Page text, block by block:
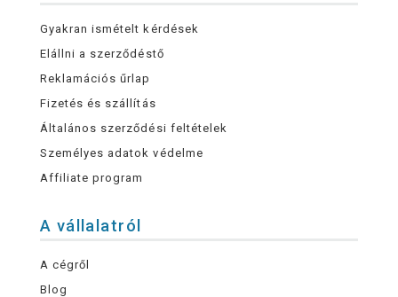
Gyakran ismételt kérdések
Elállni a szerződéstő
Reklamációs űrlap
Fizetés és szállítás
Általános szerződési feltételek
Személyes adatok védelme
Affiliate program
A vállalatról
A cégről
Blog